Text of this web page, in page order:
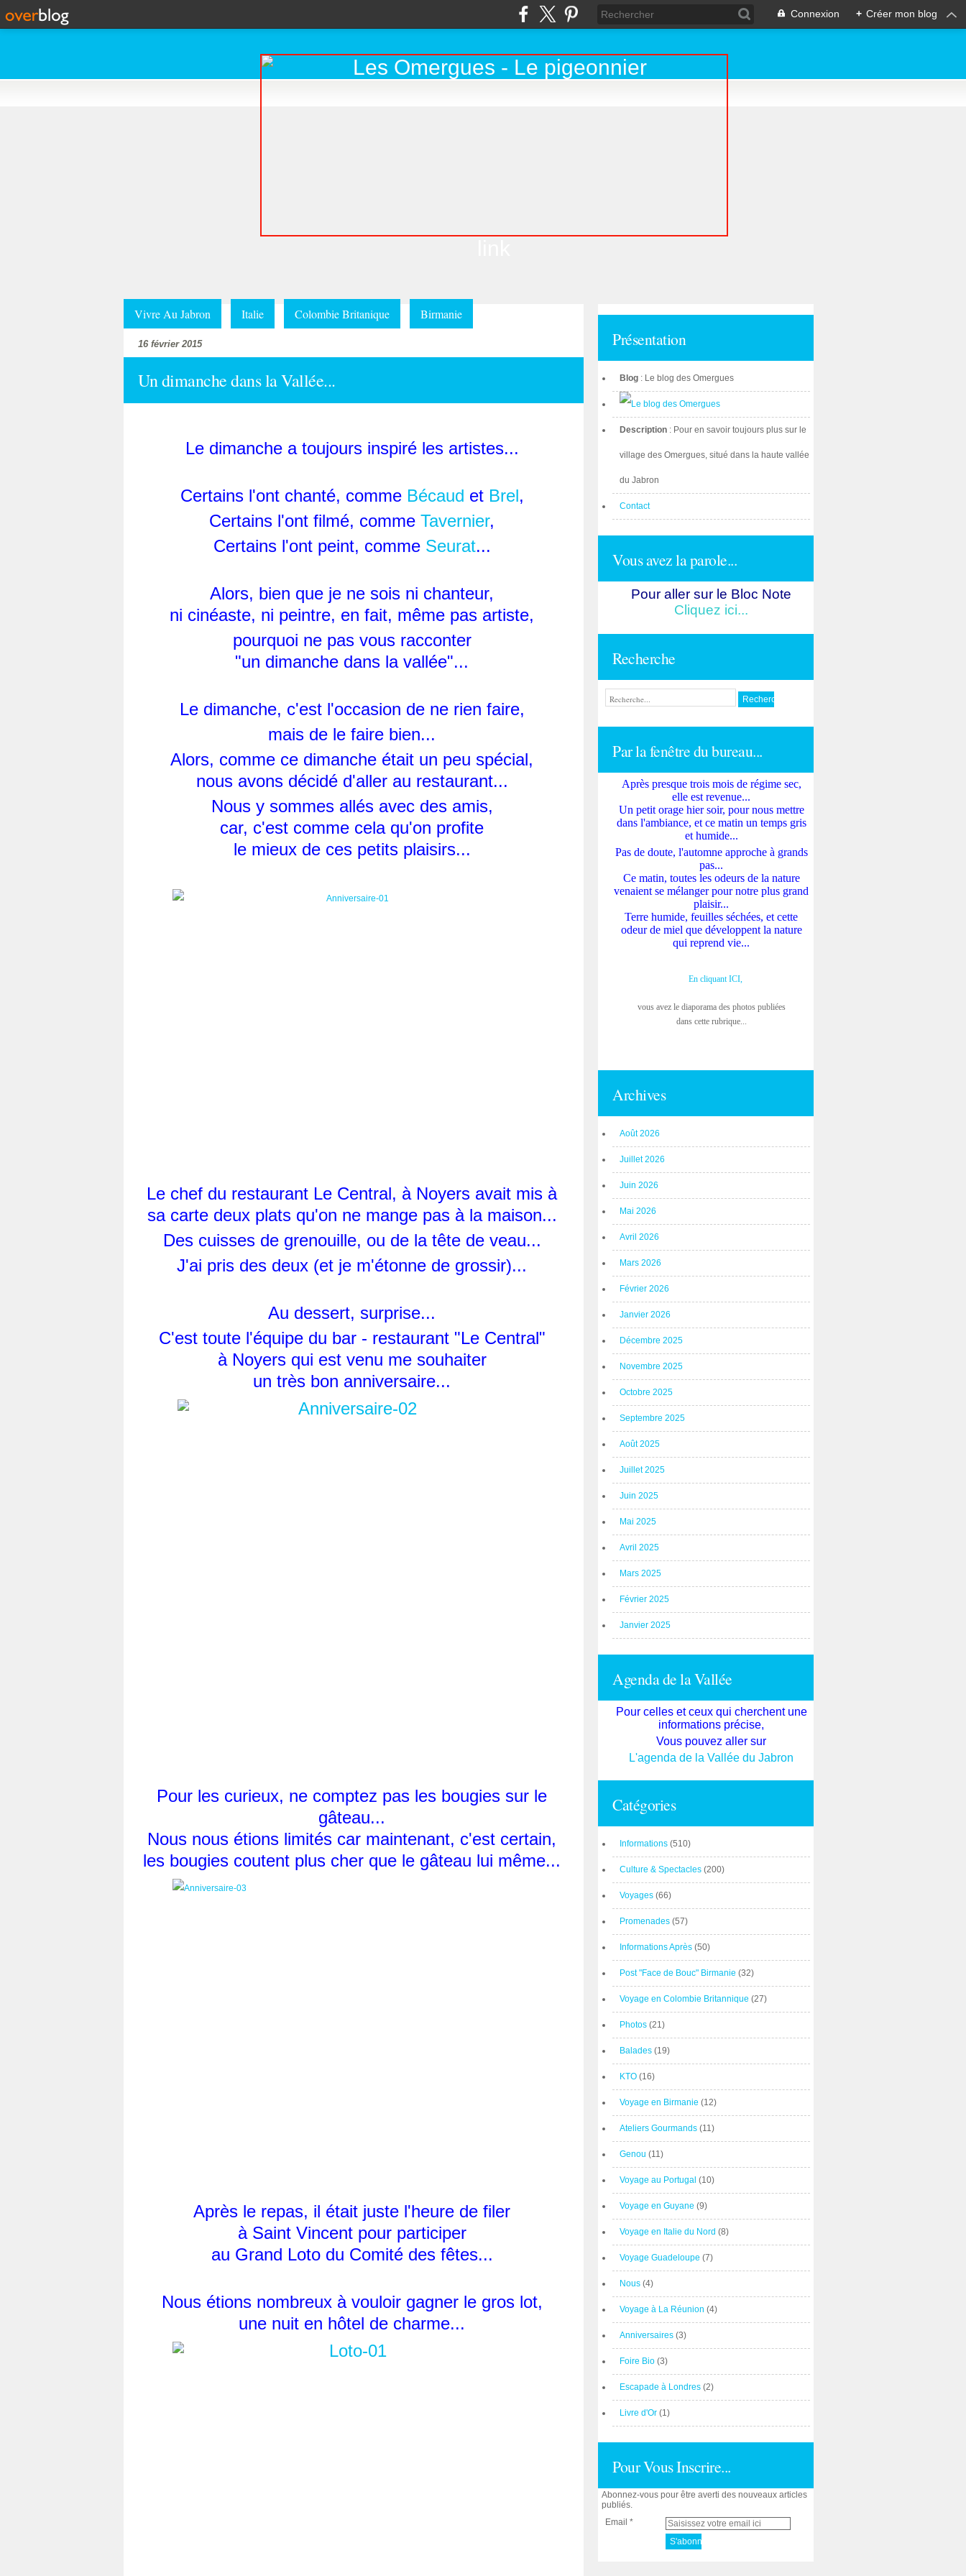
Connexion + Créer mon blog
Vivre Au Jabron Italie Colombie Britanique Birmanie
16 février 2015
Un dimanche dans la Vallée...
Le dimanche a toujours inspiré les artistes...
Certains l'ont chanté, comme Bécaud et Brel,
Certains l'ont filmé, comme Tavernier,
Certains l'ont peint, comme Seurat...
Alors, bien que je ne sois ni chanteur,
ni cinéaste, ni peintre, en fait, même pas artiste,
pourquoi ne pas vous racconter
"un dimanche dans la vallée"...
Le dimanche, c'est l'occasion de ne rien faire,
mais de le faire bien...
Alors, comme ce dimanche était un peu spécial,
nous avons décidé d'aller au restaurant...
Nous y sommes allés avec des amis,
car, c'est comme cela qu'on profite
le mieux de ces petits plaisirs...
Le chef du restaurant Le Central, à Noyers avait mis à
sa carte deux plats qu'on ne mange pas à la maison...
Des cuisses de grenouille, ou de la tête de veau...
J'ai pris des deux (et je m'étonne de grossir)...
Au dessert, surprise...
C'est toute l'équipe du bar - restaurant "Le Central"
à Noyers qui est venu me souhaiter
un très bon anniversaire...
Pour les curieux, ne comptez pas les bougies sur le
gâteau...
Nous nous étions limités car maintenant, c'est certain,
les bougies coutent plus cher que le gâteau lui même...
Après le repas, il était juste l'heure de filer
à Saint Vincent pour participer
au Grand Loto du Comité des fêtes...
Nous étions nombreux à vouloir gagner le gros lot,
une nuit en hôtel de charme...
Présentation
Blog : Le blog des Omergues
Description : Pour en savoir toujours plus sur le
village des Omergues, situé dans la haute vallée
du Jabron
Contact
Vous avez la parole...
Pour aller sur le Bloc Note
Cliquez ici...
Recherche
Par la fenêtre du bureau...
Après presque trois mois de régime sec,
elle est revenue...
Un petit orage hier soir, pour nous mettre
dans l'ambiance, et ce matin un temps gris
et humide...
Pas de doute, l'automne approche à grands
pas...
Ce matin, toutes les odeurs de la nature
venaient se mélanger pour notre plus grand
plaisir...
Terre humide, feuilles séchées, et cette
odeur de miel que développent la nature
qui reprend vie...
En cliquant ICI,
vous avez le diaporama des photos publiées
dans cette rubrique...
Archives
Août 2026
Juillet 2026
Juin 2026
Mai 2026
Avril 2026
Mars 2026
Février 2026
Janvier 2026
Décembre 2025
Novembre 2025
Octobre 2025
Septembre 2025
Août 2025
Juillet 2025
Juin 2025
Mai 2025
Avril 2025
Mars 2025
Février 2025
Janvier 2025
Agenda de la Vallée
Pour celles et ceux qui cherchent une
informations précise,
Vous pouvez aller sur
L'agenda de la Vallée du Jabron
Catégories
Informations (510)
Culture & Spectacles (200)
Voyages (66)
Promenades (57)
Informations Après (50)
Post "Face de Bouc" Birmanie (32)
Voyage en Colombie Britannique (27)
Photos (21)
Balades (19)
KTO (16)
Voyage en Birmanie (12)
Ateliers Gourmands (11)
Genou (11)
Voyage au Portugal (10)
Voyage en Guyane (9)
Voyage en Italie du Nord (8)
Voyage Guadeloupe (7)
Nous (4)
Voyage à La Réunion (4)
Anniversaires (3)
Foire Bio (3)
Escapade à Londres (2)
Livre d'Or (1)
Pour Vous Inscrire...
Abonnez-vous pour être averti des nouveaux articles
publiés.
Email